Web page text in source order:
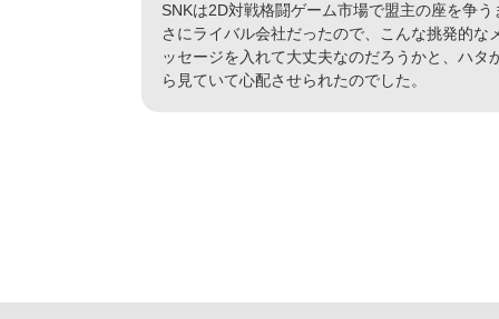
SNKは2D対戦格闘ゲーム市場で盟主の座を争う
さにライバル会社だったので、こんな挑発的な
ッセージを入れて大丈夫なのだろうかと、ハタ
ら見ていて心配させられたのでした。